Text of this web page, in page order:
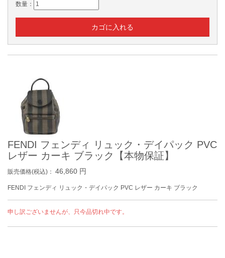
数量：
FENDI フェンディ リュック・デイパック PVC
レザー カーキ ブラック【本物保証】
販売価格(税込)： 46,860 円
FENDI フェンディ リュック・デイパック PVC レザー カーキ ブラック
申し訳ございませんが、只今品切れ中です。